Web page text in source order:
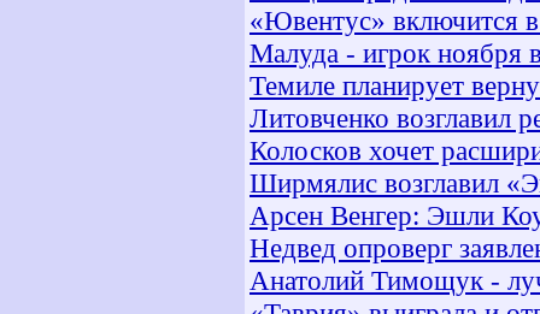
«Ювентус» включится
Малуда - игрок ноября
Темиле планирует
Литовченко возглавил
Колосков хочет
Ширмялис возглавил
Арсен Венгер: Эшли
Недвед опроверг
Анатолий Тимощук -